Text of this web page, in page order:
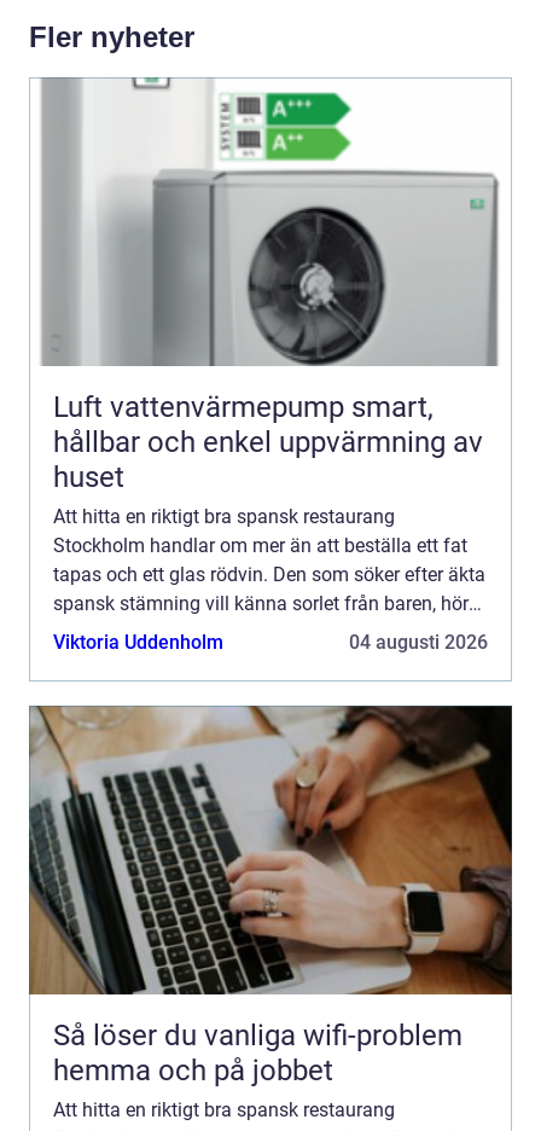
Fler nyheter
Luft vattenvärmepump smart,
hållbar och enkel uppvärmning av
huset
Att hitta en riktigt bra spansk restaurang
Stockholm handlar om mer än att beställa ett fat
tapas och ett glas rödvin. Den som söker efter äkta
spansk stämning vill känna sorlet från baren, höra
klirrande glas och känna doften av vitlök, grillat
Viktoria Uddenholm 04 augusti 2026
Så löser du vanliga wifi-problem
hemma och på jobbet
Att hitta en riktigt bra spansk restaurang